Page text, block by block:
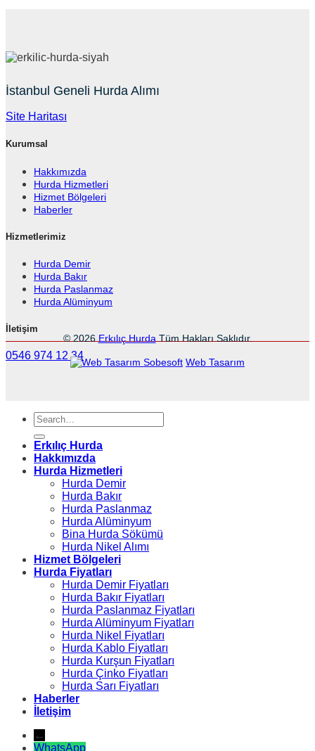
İstanbul Geneli Hurda Alımı
Site Haritası
Kurumsal
Hakkımızda
Hurda Hizmetleri
Hizmet Bölgeleri
Haberler
Hizmetlerimiz
Hurda Demir
Hurda Bakır
Hurda Paslanmaz
Hurda Alüminyum
İletişim
0546 974 12 34
© 2026Erkılıç HurdaTüm Hakları Saklıdır.
Sobesoft Web Tasarım
Erkılıç Hurda
Hakkımızda
Hurda Hizmetleri
Hurda Demir
Hurda Bakır
Hurda Paslanmaz
Hurda Alüminyum
Bina Hurda Sökümü
Hurda Nikel Alımı
Hizmet Bölgeleri
Hurda Fiyatları
Hurda Demir Fiyatları
Hurda Bakır Fiyatları
Hurda Paslanmaz Fiyatları
Hurda Alüminyum Fiyatları
Hurda Nikel Fiyatları
Hurda Kablo Fiyatları
Hurda Kurşun Fiyatları
Hurda Çinko Fiyatları
Hurda Sarı Fiyatları
Haberler
İletişim
←
WhatsApp